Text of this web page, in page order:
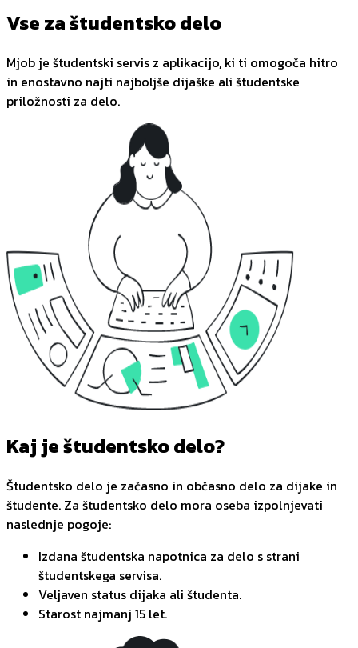
Vse za študentsko delo
Mjob je študentski servis z aplikacijo, ki ti omogoča hitro
in enostavno najti najboljše dijaške ali študentske
priložnosti za delo.
Kaj je študentsko delo?
Študentsko delo je začasno in občasno delo za dijake in
študente. Za študentsko delo mora oseba izpolnjevati
naslednje pogoje:
Izdana študentska napotnica za delo s strani
študentskega servisa.
Veljaven status dijaka ali študenta.
Starost najmanj 15 let.